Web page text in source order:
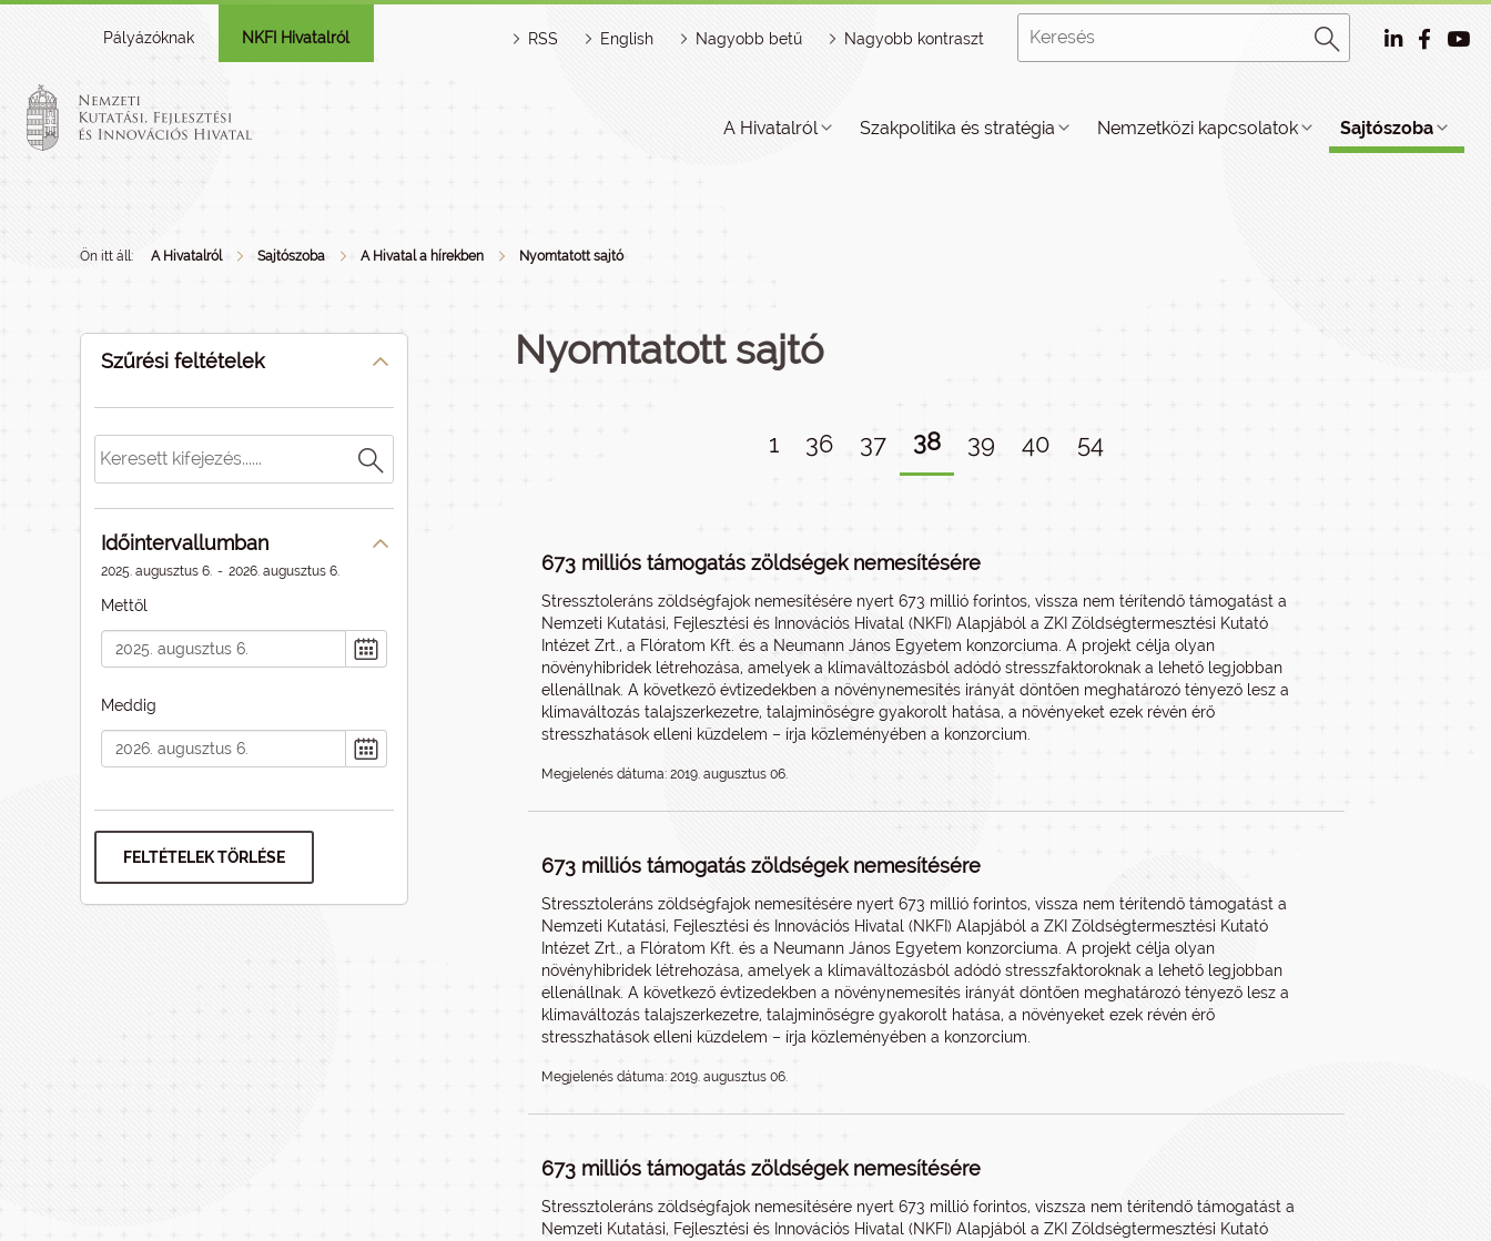
Pályázóknak NKFI Hivatalról RSS English Nagyobb betű Nagyobb kontraszt
A Hivatalról Szakpolitika és stratégia Nemzetközi kapcsolatok Sajtószoba
Ön itt áll: A Hivatalról Sajtószoba A Hivatal a hírekben Nyomtatott sajtó
Szűrési feltételek
Időintervallumban
2025. augusztus 6. - 2026. augusztus 6.
Mettől
Meddig
FELTÉTELEK TÖRLÉSE
Nyomtatott sajtó
1 36 37 38 39 40 54
673 milliós támogatás zöldségek nemesítésére
Stressztoleráns zöldségfajok nemesítésére nyert 673 millió forintos, vissza nem térítendő támogatást a
Nemzeti Kutatási, Fejlesztési és Innovációs Hivatal (NKFI) Alapjából a ZKI Zöldségtermesztési Kutató
Intézet Zrt., a Flóratom Kft. és a Neumann János Egyetem konzorciuma. A projekt célja olyan
növényhibridek létrehozása, amelyek a klímaváltozásból adódó stresszfaktoroknak a lehető legjobban
ellenállnak. A következő évtizedekben a növénynemesítés irányát döntően meghatározó tényező lesz a
klímaváltozás talajszerkezetre, talajminőségre gyakorolt hatása, a növényeket ezek révén érő
stresszhatások elleni küzdelem – írja közleményében a konzorcium.
Megjelenés dátuma: 2019. augusztus 06.
673 milliós támogatás zöldségek nemesítésére
Stressztoleráns zöldségfajok nemesítésére nyert 673 millió forintos, vissza nem térítendő támogatást a
Nemzeti Kutatási, Fejlesztési és Innovációs Hivatal (NKFI) Alapjából a ZKI Zöldségtermesztési Kutató
Intézet Zrt., a Flóratom Kft. és a Neumann János Egyetem konzorciuma. A projekt célja olyan
növényhibridek létrehozása, amelyek a klímaváltozásból adódó stresszfaktoroknak a lehető legjobban
ellenállnak. A következő évtizedekben a növénynemesítés irányát döntően meghatározó tényező lesz a
klímaváltozás talajszerkezetre, talajminőségre gyakorolt hatása, a növényeket ezek révén érő
stresszhatások elleni küzdelem – írja közleményében a konzorcium.
Megjelenés dátuma: 2019. augusztus 06.
673 milliós támogatás zöldségek nemesítésére
Stressztoleráns zöldségfajok nemesítésére nyert 673 millió forintos, viszsza nem térítendő támogatást a
Nemzeti Kutatási, Fejlesztési és Innovációs Hivatal (NKFI) Alapjából a ZKI Zöldségtermesztési Kutató